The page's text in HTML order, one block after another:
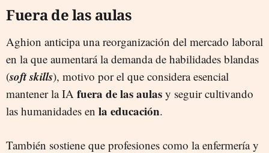
Fuera de las aulas
Aghion anticipa una reorganización del mercado laboral
en la que aumentará la demanda de habilidades blandas
(soft skills), motivo por el que considera esencial
mantener la IA fuera de las aulas y seguir cultivando
las humanidades en la educación.
También sostiene que profesiones como la enfermería y